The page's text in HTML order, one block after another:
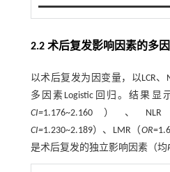
2.2 术后复发影响因素的多
以术后复发为因变量，以LCR、
多因素Logistic回归。结果显
CI=1.176~2.160）、
CI=1.230~2.189）、LMR（OR
是术后复发的独立影响因素（均